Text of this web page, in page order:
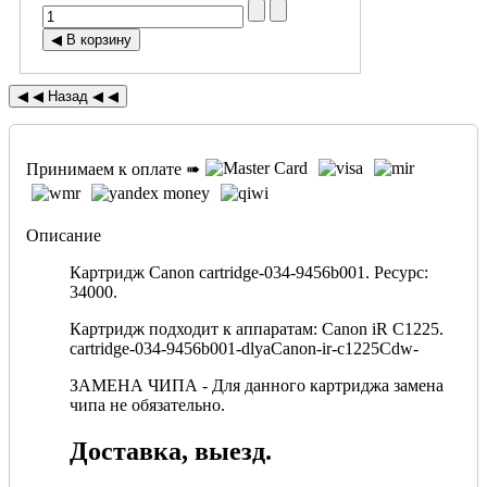
Принимаем к оплате ➠
Описание
Картридж Canon cartridge-034-9456b001. Ресурс:
34000.
Картридж подходит к аппаратам: Canon iR C1225.
cartridge-034-9456b001-dlyaCanon-ir-c1225Cdw-
ЗАМЕНА ЧИПА - Для данного картриджа замена
чипа не обязательно.
Доставка, выезд.